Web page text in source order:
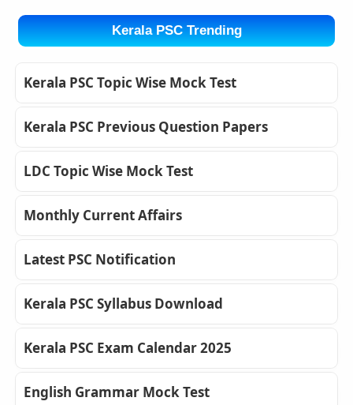
Kerala PSC Trending
Kerala PSC Topic Wise Mock Test
Kerala PSC Previous Question Papers
LDC Topic Wise Mock Test
Monthly Current Affairs
Latest PSC Notification
Kerala PSC Syllabus Download
Kerala PSC Exam Calendar 2025
English Grammar Mock Test